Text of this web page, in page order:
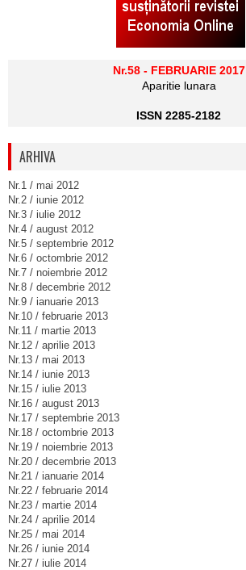
Nr.58 - FEBRUARIE 2017
Aparitie lunara
ISSN 2285-2182
ARHIVA
Nr.1 / mai 2012
Nr.2 / iunie 2012
Nr.3 / iulie 2012
Nr.4 / august 2012
Nr.5 / septembrie 2012
Nr.6 / octombrie 2012
Nr.7 / noiembrie 2012
Nr.8 / decembrie 2012
Nr.9 / ianuarie 2013
Nr.10 / februarie 2013
Nr.11 / martie 2013
Nr.12 / aprilie 2013
Nr.13 / mai 2013
Nr.14 / iunie 2013
Nr.15 / iulie 2013
Nr.16 / august 2013
Nr.17 / septembrie 2013
Nr.18 / octombrie 2013
Nr.19 / noiembrie 2013
Nr.20 / decembrie 2013
Nr.21 / ianuarie 2014
Nr.22 / februarie 2014
Nr.23 / martie 2014
Nr.24 / aprilie 2014
Nr.25 / mai 2014
Nr.26 / iunie 2014
Nr.27 / iulie 2014